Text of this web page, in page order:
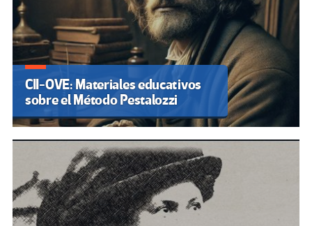
CII-OVE: Materiales educativos
sobre el Método Pestalozzi